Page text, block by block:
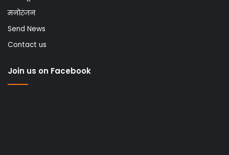
मनोरंजन
Send News
Contact us
Join us on Facebook